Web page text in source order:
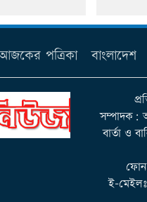
পত্রিকা বাংলাদেশ
সম্পাদক:
বার্তা ও
ই-মেইলঃ